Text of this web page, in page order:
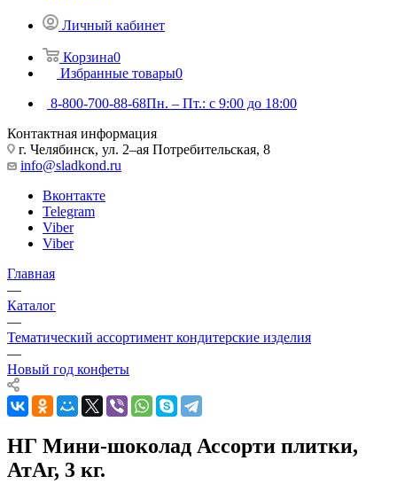
Личный кабинет
Корзина0
Избранные товары0
8-800-700-88-68Пн. – Пт.: с 9:00 до 18:00
Контактная информация
г. Челябинск, ул. 2–ая Потребительская, 8
info@sladkond.ru
Вконтакте
Telegram
Viber
Viber
Главная
—
Каталог
—
Тематический ассортимент кондитерские изделия
—
Новый год конфеты
НГ Мини-шоколад Ассорти плитки,
АтАг, 3 кг.